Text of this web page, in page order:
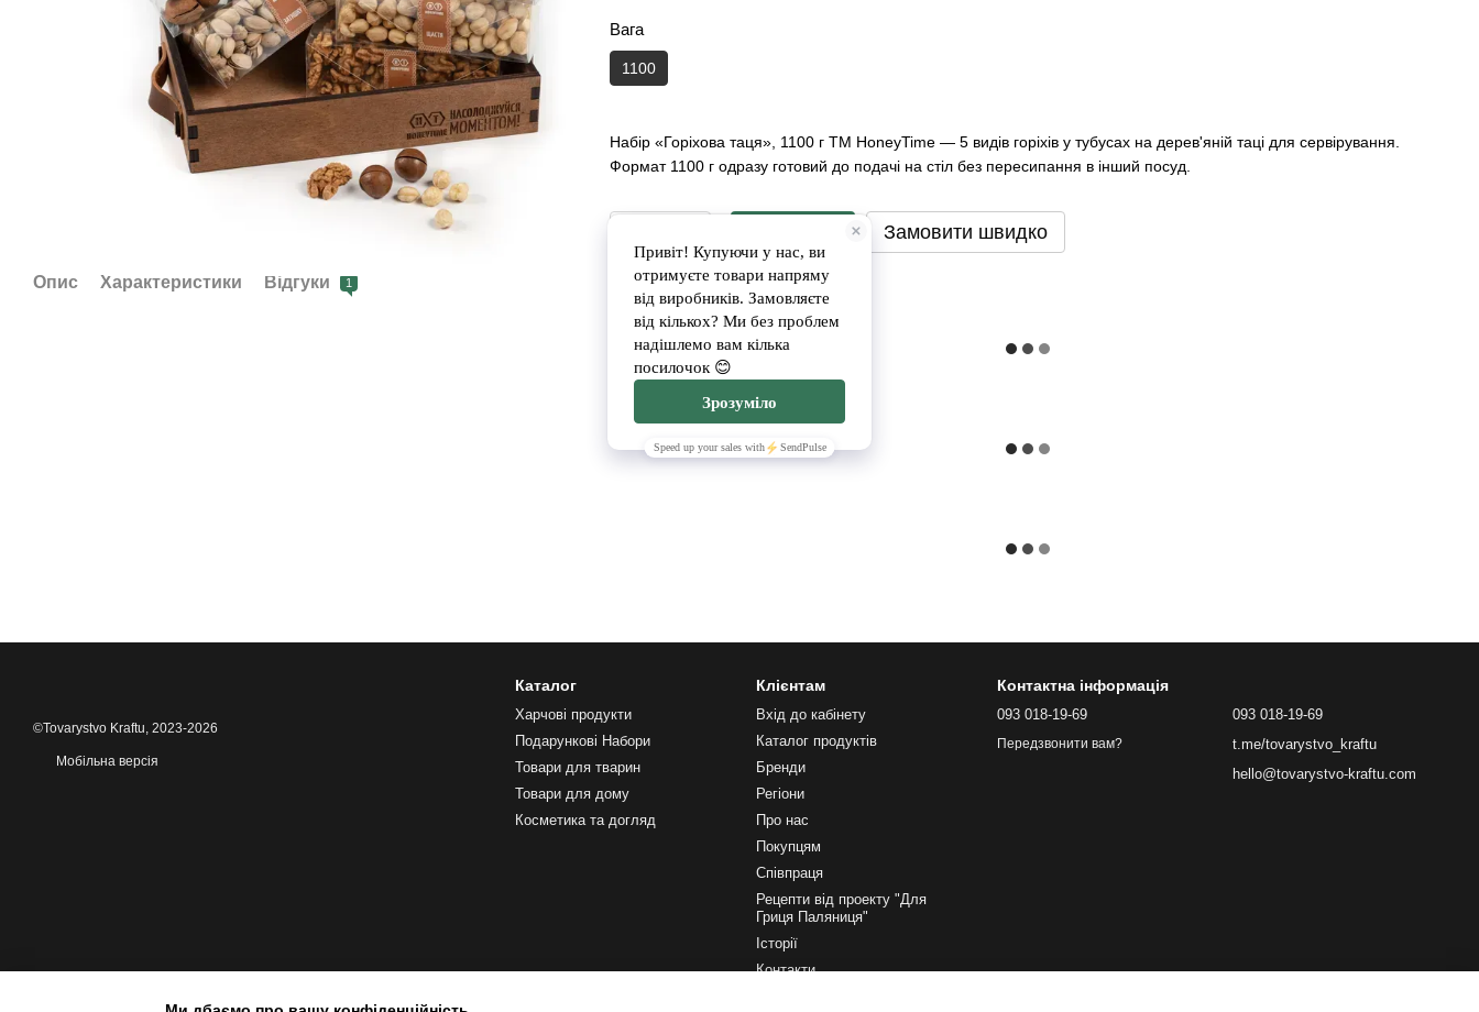
Опис Характеристики Відгуки 1
Вага
1100
Набір «Горіхова таця», 1100 г ТМ HoneyTime — 5 видів горіхів у тубусах на дерев'яній таці для сервірування.
Формат 1100 г одразу готовий до подачі на стіл без пересипання в інший посуд.
Замовити швидко
Доставка Оплата
©Tovarystvo Kraftu, 2023-2026
Мобільна версія
Каталог
Харчові продукти
Подарункові Набори
Товари для тварин
Товари для дому
Косметика та догляд
Клієнтам
Вхід до кабінету
Каталог продуктів
Бренди
Регіони
Про нас
Покупцям
Співпраця
Рецепти від проекту "Для
Гриця Паляниця"
Історії
Контакти
Контактна інформація
093 018-19-69
Передзвонити вам?
093 018-19-69
t.me/tovarystvo_kraftu
hello@tovarystvo-kraftu.com